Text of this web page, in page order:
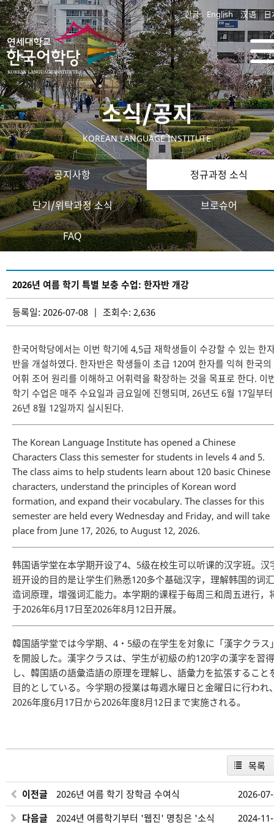
한글 English 汉语 日
소식/공지
KOREAN LANGUAGE INSTITUTE
공지사항 정규과정 소식
단기/위탁과정 소식 브로슈어
FAQ
2026년 여름 학기 특별 보충 수업: 한자반 개강
등록일: 2026-07-08 | 조회수: 2,636
한국어학당에서는 이번 학기에 4,5급 재학생들이 수강할 수 있는 한
반을 개설하였다. 한자반은 학생들이 초급 120여 한자를 익혀 한국의
어휘 조어 원리를 이해하고 어휘력을 확장하는 것을 목표로 한다. 이
학기 수업은 매주 수요일과 금요일에 진행되며, 26년도 6월 17일부터
26년 8월 12일까지 실시된다.
The Korean Language Institute has opened a Chinese
Characters Class this semester for students in levels 4 and 5.
The class aims to help students learn about 120 basic Chinese
characters, understand the principles of Korean word
formation, and expand their vocabulary. The classes for this
semester are held every Wednesday and Friday, and will take
place from June 17, 2026, to August 12, 2026.
韩国语学堂在本学期开设了4、5级在校生可以听课的汉字班。汉
班开设的目的是让学生们熟悉120多个基础汉字，理解韩国的词汇
造词原理，增强词汇能力。本学期的课程于每周三和周五进行，
于2026年6月17日至2026年8月12日开展。
韓国語学堂では今学期、4・5級の在学生を対象に「漢字クラス
を開設した。漢字クラスは、学生が初級の約120字の漢字を習得
し、韓国語の語彙造語の原理を理解し、語彙力を拡張すること
目的としている。今学期の授業は毎週水曜日と金曜日に行われ
2026年度6月17日から2026年度8月12日まで実施される。
목록
이전글 2026년 여름 학기 장학금 수여식
2026-
다음글
2024년 여름학기부터 '웹진' 명칭은 '소식 2024-